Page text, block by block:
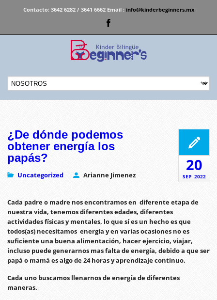
Contacto:3642 6282 / 3641 6662 Email : info@kinderbeginners.mx
¿De dónde podemos
obtener energía los
papás?
Uncategorized Arianne Jimenez
20
SEP 2022
Cada padre o madre nos encontramos en diferente etapa de
nuestra vida, tenemos diferentes edades, diferentes
actividades físicas y mentales, lo que sí es un hecho es que
todos(as) necesitamos energía y en varias ocasiones no es
suficiente una buena alimentación, hacer ejercicio, viajar,
incluso puede generarnos mas falta de energía, debido a que ser
papá o mamá es algo de 24 horas y aprendizaje continuo.
Cada uno buscamos llenarnos de energía de diferentes
maneras.